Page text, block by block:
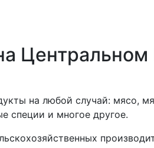
на любой случай: мясо,
специи и многое другое.